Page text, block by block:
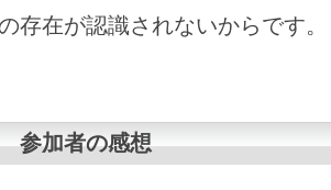
存在が認識されないからです。
加者の感想